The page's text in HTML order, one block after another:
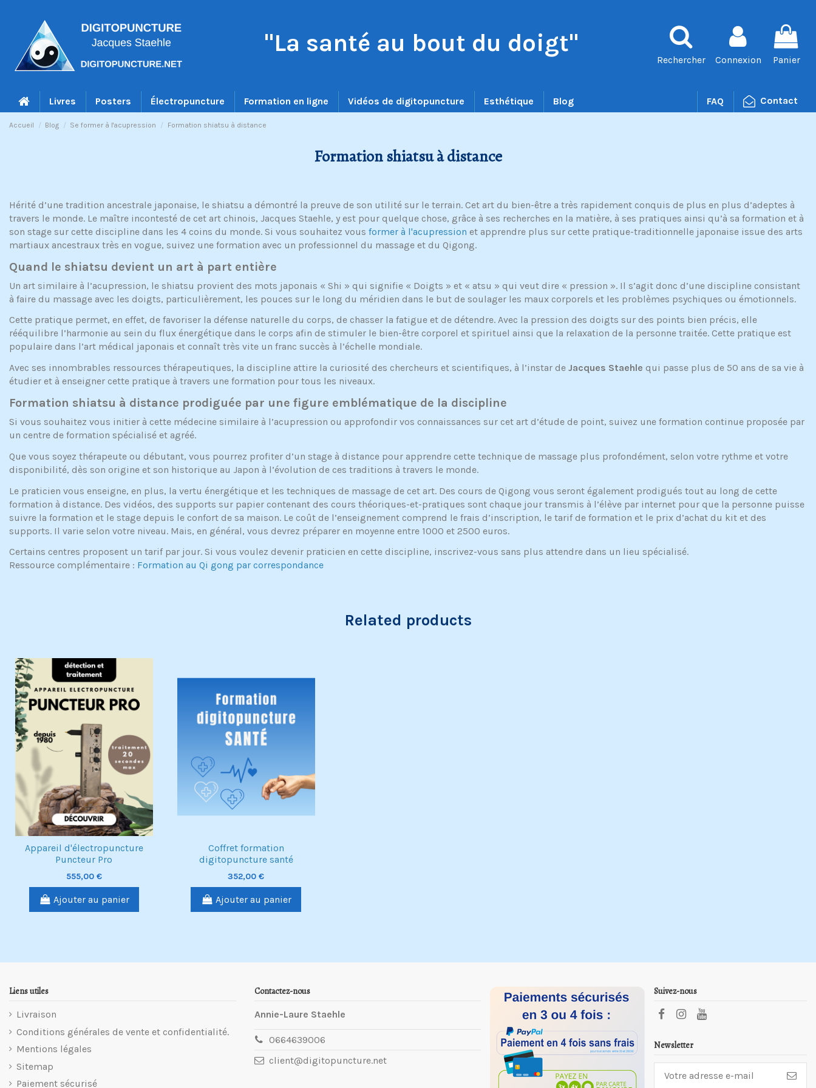
"La santé au bout du doigt"
Rechercher Connexion Panier
Livres Posters Électropuncture Formation en ligne Vidéos de digitopuncture Esthétique Contact
Blog FAQ
Accueil Blog Se former à l'acupression Formation shiatsu à distance
Formation shiatsu à distance
Hérité d’une tradition ancestrale japonaise, le shiatsu a démontré la preuve de son utilité sur le terrain. Cet art du bien-être a très rapidement conquis de plus en plus d’adeptes à
travers le monde. Le maître incontesté de cet art chinois, Jacques Staehle, y est pour quelque chose, grâce à ses recherches en la matière, à ses pratiques ainsi qu’à sa formation et à
son stage sur cette discipline dans les 4 coins du monde. Si vous souhaitez vous former à l'acupression et apprendre plus sur cette pratique-traditionnelle japonaise issue des arts
martiaux ancestraux très en vogue, suivez une formation avec un professionnel du massage et du Qigong.
Quand le shiatsu devient un art à part entière
Un art similaire à l’acupression, le shiatsu provient des mots japonais « Shi » qui signifie « Doigts » et « atsu » qui veut dire « pression ». Il s’agit donc d’une discipline consistant
à faire du massage avec les doigts, particulièrement, les pouces sur le long du méridien dans le but de soulager les maux corporels et les problèmes psychiques ou émotionnels.
Cette pratique permet, en effet, de favoriser la défense naturelle du corps, de chasser la fatigue et de détendre. Avec la pression des doigts sur des points bien précis, elle
rééquilibre l’harmonie au sein du flux énergétique dans le corps afin de stimuler le bien-être corporel et spirituel ainsi que la relaxation de la personne traitée. Cette pratique est
populaire dans l’art médical japonais et connaît très vite un franc succès à l’échelle mondiale.
Avec ses innombrables ressources thérapeutiques, la discipline attire la curiosité des chercheurs et scientifiques, à l’instar de Jacques Staehle qui passe plus de 50 ans de sa vie à
étudier et à enseigner cette pratique à travers une formation pour tous les niveaux.
Formation shiatsu à distance prodiguée par une figure emblématique de la discipline
Si vous souhaitez vous initier à cette médecine similaire à l’acupression ou approfondir vos connaissances sur cet art d’étude de point, suivez une formation continue proposée par
un centre de formation spécialisé et agréé.
Que vous soyez thérapeute ou débutant, vous pourrez profiter d’un stage à distance pour apprendre cette technique de massage plus profondément, selon votre rythme et votre
disponibilité, dès son origine et son historique au Japon à l’évolution de ces traditions à travers le monde.
Le praticien vous enseigne, en plus, la vertu énergétique et les techniques de massage de cet art. Des cours de Qigong vous seront également prodigués tout au long de cette
formation à distance. Des vidéos, des supports sur papier contenant des cours théoriques-et-pratiques sont chaque jour transmis à l’élève par internet pour que la personne puisse
suivre la formation et le stage depuis le confort de sa maison. Le coût de l’enseignement comprend le frais d’inscription, le tarif de formation et le prix d’achat du kit et des
supports. Il varie selon votre niveau. Mais, en général, vous devrez préparer en moyenne entre 1000 et 2500 euros.
Certains centres proposent un tarif par jour. Si vous voulez devenir praticien en cette discipline, inscrivez-vous sans plus attendre dans un lieu spécialisé.
Ressource complémentaire : Formation au Qi gong par correspondance
Related products
Exclusivité web !
Appareil d'électropuncture
Puncteur Pro
555,00 €
Ajouter au panier
Coffret formation
digitopuncture santé
352,00 €
Ajouter au panier
Liens utiles
Livraison
Conditions générales de vente et confidentialité.
Mentions légales
Sitemap
Paiement sécurisé
Contactez-nous
Annie-Laure Staehle
0664639006
client@digitopuncture.net
Suivez-nous
Newsletter